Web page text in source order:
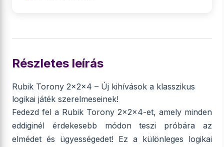
Részletes leírás
Rubik Torony 2x2x4 – Új kihívások a klasszikus
logikai játék szerelmeseinek!
Fedezd fel a Rubik Torony 2x2x4-et, amely minden
eddiginél érdekesebb módon teszi próbára az
elmédet és ügyességedet! Ez a különleges logikai